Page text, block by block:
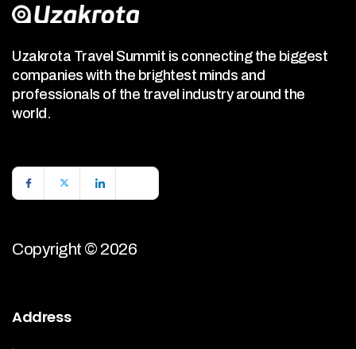
Uzakrota Travel Summit is connecting the biggest
companies with the brightest minds and
professionals of the travel industry around the
world.
Copyright © 2026
Address